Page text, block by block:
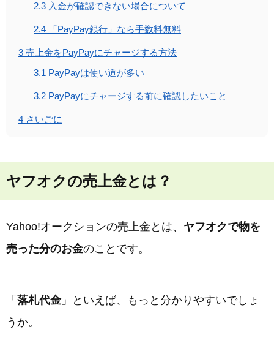
2.3 入金が確認できない場合について
2.4 「PayPay銀行」なら手数料無料
3 売上金をPayPayにチャージする方法
3.1 PayPayは使い道が多い
3.2 PayPayにチャージする前に確認したいこと
4 さいごに
ヤフオクの売上金とは？
Yahoo!オークションの売上金とは、 ヤフオクで物を
売った分のお金のことです。
「 落札代金」といえば、もっと分かりやすいでしょ
うか。